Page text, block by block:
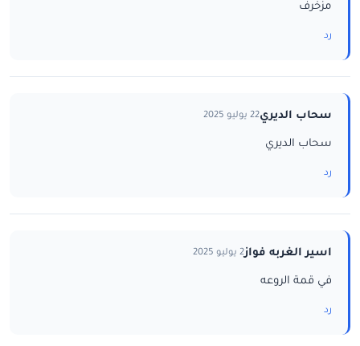
مزخرف
رد
سحاب الديري22 يوليو 2025
سحاب الديري
رد
اسير الغربه فواز2 يوليو 2025
في قمة الروعه
رد